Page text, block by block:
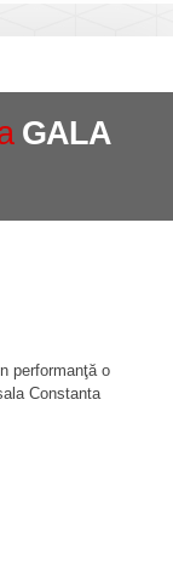
GALA
performanţă o
Constanta